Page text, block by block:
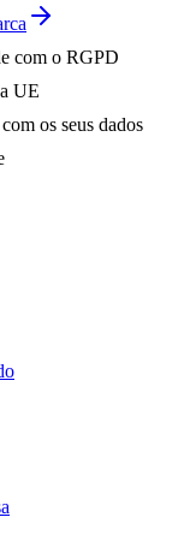
com o RGPD
UE
os seus dados